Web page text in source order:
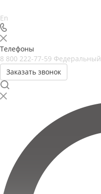
En
Телефоны
8 800 222-77-59 Федеральный
Заказать звонок